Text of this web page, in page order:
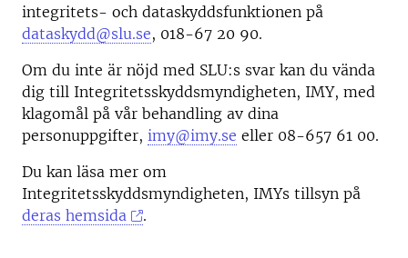
integritets- och dataskyddsfunktionen på
dataskydd@slu.se, 018-67 20 90.
Om du inte är nöjd med SLU:s svar kan du vända
dig till Integritetsskyddsmyndigheten, IMY, med
klagomål på vår behandling av dina
personuppgifter, imy@imy.se eller 08-657 61 00.
Du kan läsa mer om
Integritetsskyddsmyndigheten, IMYs tillsyn på
deras hemsida
.